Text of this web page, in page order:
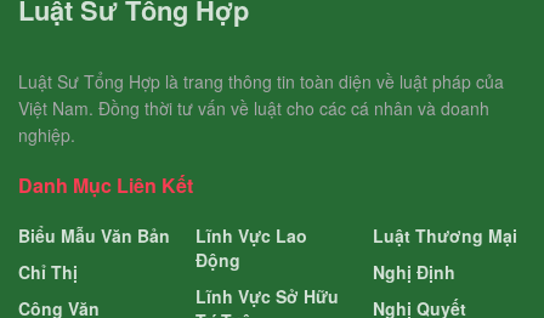
Luật Sư Tổng Hợp
Luật Sư Tổng Hợp là trang thông tin toàn diện về luật pháp của
Việt Nam. Đồng thời tư vấn về luật cho các cá nhân và doanh
nghiệp.
Danh Mục Liên Kết
Biểu Mẫu Văn Bản
Chỉ Thị
Công Văn
Lĩnh Vực Lao
Động
Lĩnh Vực Sở Hữu
Luật Thương Mại
Nghị Định
Nghị Quyết